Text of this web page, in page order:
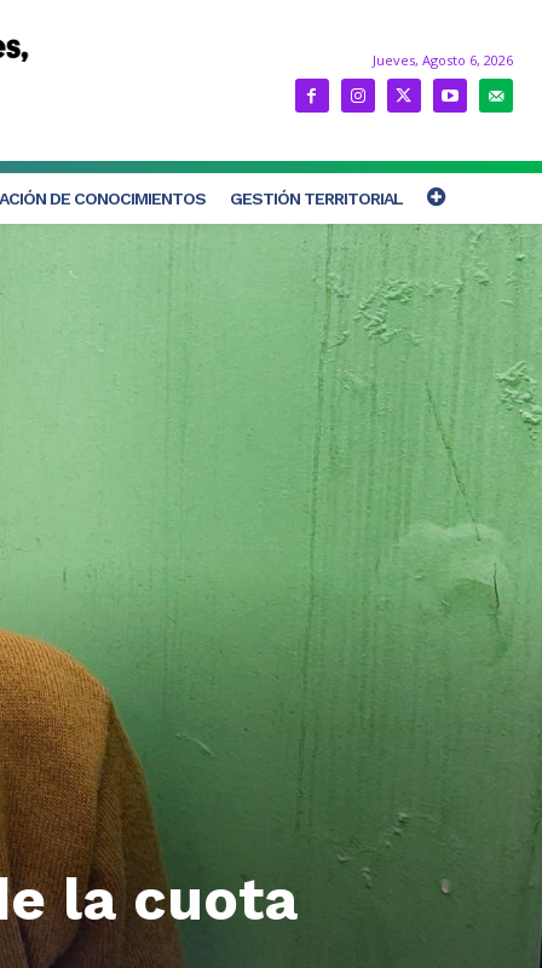
Jueves, Agosto 6, 2026
DE CONOCIMIENTOS GESTIÓN TERRITORIAL
la cuota